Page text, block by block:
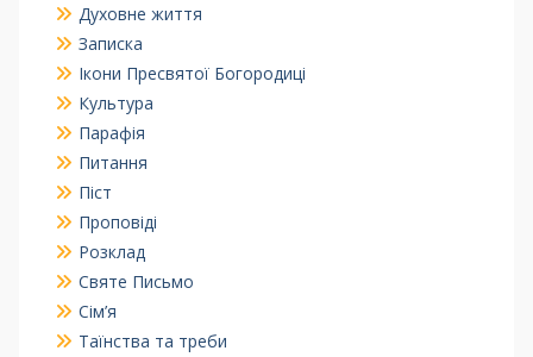
Духовне життя
Записка
Ікони Пресвятої Богородиці
Культура
Парафія
Питання
Піст
Проповіді
Розклад
Святе Письмо
Сім’я
Таїнства та треби